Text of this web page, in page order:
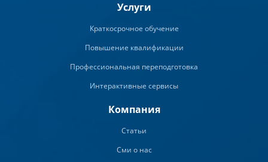
Услуги
Краткосрочное обучение
Повышение квалификации
Профессиональная переподготовка
Интерактивные сервисы
Компания
Статьи
Сми о нас